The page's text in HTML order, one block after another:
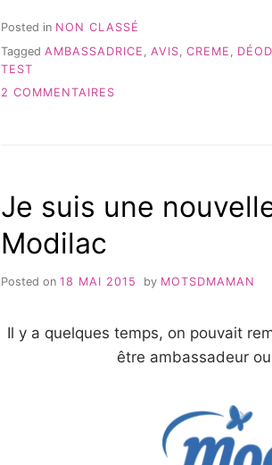
Posted in NON CLASSÉ
Tagged AMBASSADRICE AVIS CREME
TEST
2 COMMENTAIRES
LE
PETIT
Je suis une
Modilac
Posted on 18 MAI 2015 by MOTSDMAMAN
Il y a quelques temps, on pouvait
être ambassadeur